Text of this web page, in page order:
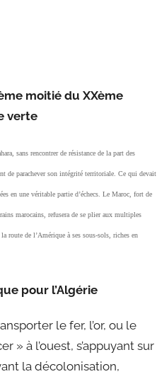
moitié du XXème
verte
sans rencontrer de résistance de la part des
de parachever son intégrité territoriale. Ce qui devait
en une véritable partie d’échecs. Le Maroc, fort de
marocains, refusera de se plier aux multiples
route de l’Amérique à ses sous-sols, riches en
pour l’Algérie
le fer, l’or, ou le
» à l’ouest, s’appuyant sur
la décolonisation,